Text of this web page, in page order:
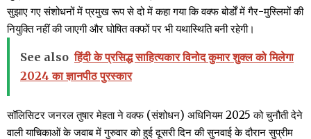
सुझाए गए संशोधनों में प्रमुख रूप से दो में कहा गया कि वक्फ बोर्डों में गैर-मुस्लिमों की
नियुक्ति नहीं की जाएगी और घोषित वक्फों पर भी यथास्थिति बनी रहेगी।
See also हिंदी के प्रसिद्ध साहित्यकार विनोद कुमार शुक्ल को मिलेगा
2024 का ज्ञानपीठ पुरस्कार
सॉलिसिटर जनरल तुषार मेहता ने वक्फ (संशोधन) अधिनियम 2025 को चुनौती देने
वाली याचिकाओं के जवाब में गुरुवार को हुई दूसरी दिन की सुनवाई के दौरान सुप्रीम